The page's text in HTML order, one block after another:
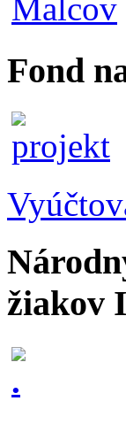
Fond
žiakov